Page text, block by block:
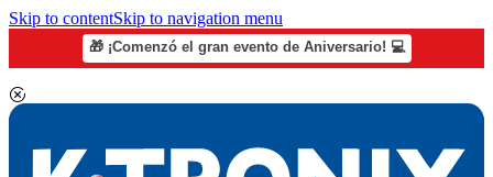
Skip to contentSkip to navigation menu
🎁 ¡Comenzó el gran evento de Aniversario! 💻